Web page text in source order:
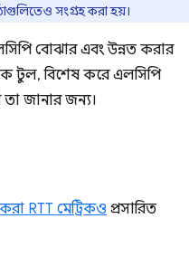
সংগ্রহ করা হয়।
বোঝার এবং উন্নত করার
টুল, বিশেষ করে এলসিপি
জানার জন্য।
RTT মেট্রিকও প্রসারিত